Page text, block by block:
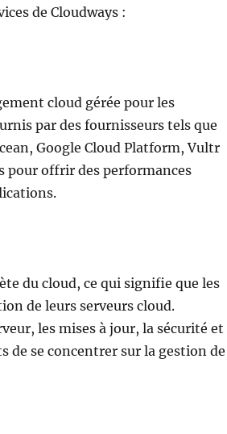
de Cloudways :
cloud gérée pour les
par des fournisseurs tels que
Google Cloud Platform, Vultr
pour offrir des performances
du cloud, ce qui signifie que les
de leurs serveurs cloud.
les mises à jour, la sécurité et
de se concentrer sur la gestion de